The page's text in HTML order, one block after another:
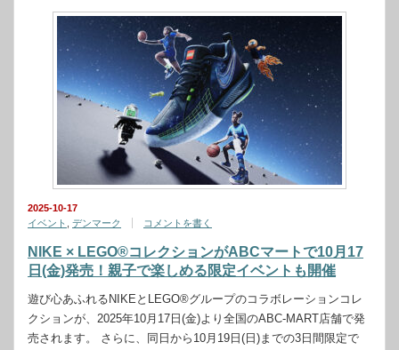
2025-10-17
イベント
デンマーク コメントを書く
NIKE × LEGO®コレクションがABCマートで10月17
日(金)発売！親子で楽しめる限定イベントも開催
遊び心あふれるNIKEとLEGO®グループのコラボレーションコレ
クションが、2025年10月17日(金)より全国のABC-MART店舗で発
売されます。 さらに、同日から10月19日(日)までの3日間限定で